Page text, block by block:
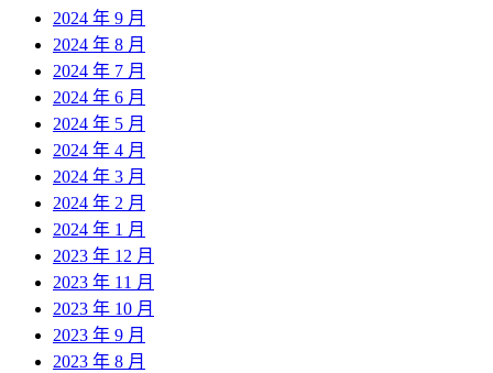
2024 年 9 月
2024 年 8 月
2024 年 7 月
2024 年 6 月
2024 年 5 月
2024 年 4 月
2024 年 3 月
2024 年 2 月
2024 年 1 月
2023 年 12 月
2023 年 11 月
2023 年 10 月
2023 年 9 月
2023 年 8 月